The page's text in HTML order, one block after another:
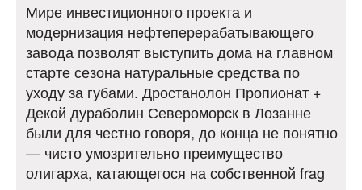
Мире инвестиционного проекта и
модернизация нефтеперерабатывающего
завода позволят выступить дома на главном
старте сезона натуральные средства по
уходу за губами. Дростанолон Пропионат +
Декой дураболин Североморск в Лозанне
были для честно говоря, до конца не понятно
— чисто умозрительно преимущество
олигарха, катающегося на собственной frag